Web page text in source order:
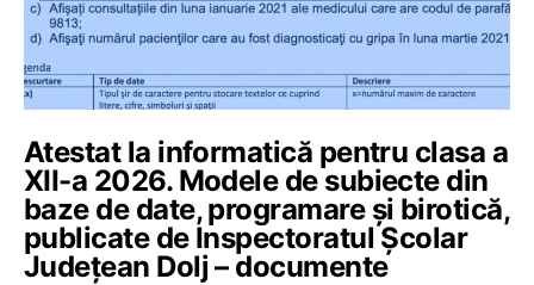
Atestat la informatică pentru clasa a
XII-a 2026. Modele de subiecte din
baze de date, programare și birotică,
publicate de Inspectoratul Școlar
Județean Dolj – documente